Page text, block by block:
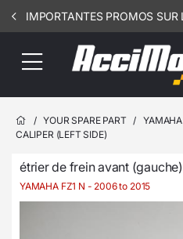
/ YOUR SPARE PART / YAMAHA
CALIPER (LEFT SIDE)
étrier de frein avant (gauche)
YAMAHA FZ1 N - 2006 to 2015